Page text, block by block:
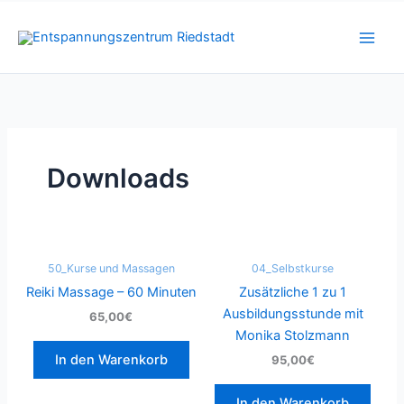
Inhalt
Downloads
50_Kurse und Massagen
Reiki Massage – 60 Minuten
65,00€
In den Warenkorb
04_Selbstkurse
Zusätzliche 1 zu 1
Ausbildungsstunde mit
Monika Stolzmann
95,00€